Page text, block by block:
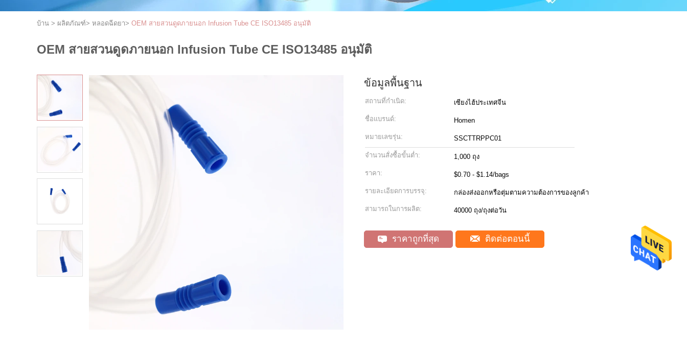
บ้าน > ผลิตภัณฑ์> หลอดฉีดยา> OEM สายสวนดูดภายนอก Infusion Tube CE ISO13485 อนุมัติ
OEM สายสวนดูดภายนอก Infusion Tube CE ISO13485 อนุมัติ
ข้อมูลพื้นฐาน
สถานที่กำเนิด: เซียงไฮ้ประเทศจีน
ชื่อแบรนด์: Homen
หมายเลขรุ่น: SSCTTRPPC01
จำนวนสั่งซื้อขั้นต่ำ: 1,000 ถุง
ราคา: $0.70 - $1.14/bags
รายละเอียดการบรรจุ: กล่องส่งออกหรือตุ่มตามความต้องการของลูกค้า
สามารถในการผลิต: 40000 ถุง/ถุงต่อวัน
ราคาถูกที่สุด ติดต่อตอนนี้